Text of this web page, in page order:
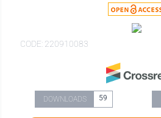
CODE: 220910083
DOWNLOADS 59